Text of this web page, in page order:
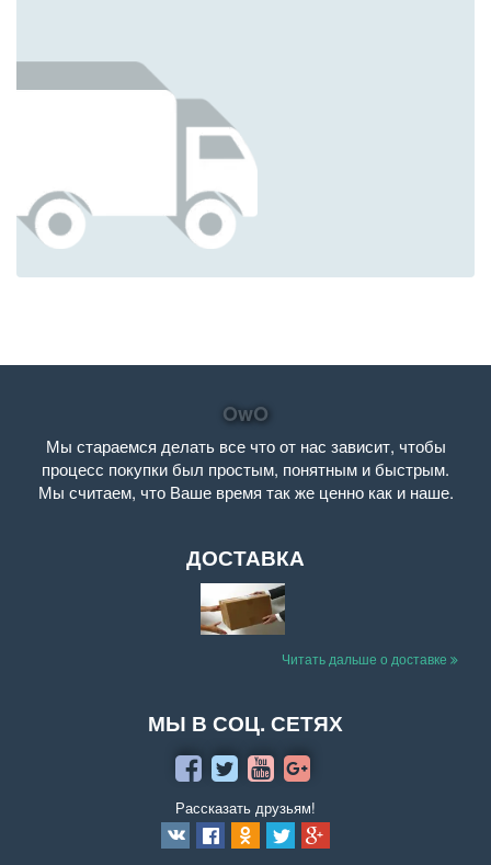
OwO
Мы стараемся делать все что от нас зависит, чтобы
процесс покупки был простым, понятным и быстрым.
Мы считаем, что Ваше время так же ценно как и наше.
ДОСТАВКА
Читать дальше о доставке
МЫ В СОЦ. СЕТЯХ
Рассказать друзьям!